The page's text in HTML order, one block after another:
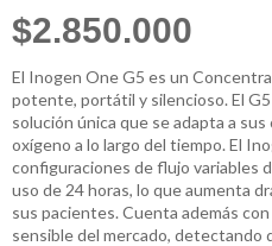
$2.850.000
El Inogen One G5 es un
potente, portátil y silencioso. El
solución única que se adapta a
oxígeno a lo largo del tiempo. El
configuraciones de flujo variables
uso de 24 horas, lo que aumenta
sus pacientes. Cuenta además
sensible del mercado, detectando